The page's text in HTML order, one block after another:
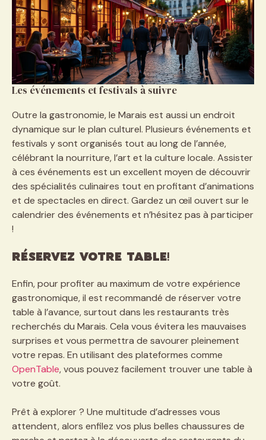
Les événements et festivals à suivre
Outre la gastronomie, le Marais est aussi un endroit
dynamique sur le plan culturel. Plusieurs événements et
festivals y sont organisés tout au long de l’année,
célébrant la nourriture, l’art et la culture locale. Assister
à ces événements est un excellent moyen de découvrir
des spécialités culinaires tout en profitant d’animations
et de spectacles en direct. Gardez un œil ouvert sur le
calendrier des événements et n’hésitez pas à participer
!
Réservez votre table!
Enfin, pour profiter au maximum de votre expérience
gastronomique, il est recommandé de réserver votre
table à l’avance, surtout dans les restaurants très
recherchés du Marais. Cela vous évitera les mauvaises
surprises et vous permettra de savourer pleinement
votre repas. En utilisant des plateformes comme
OpenTable, vous pouvez facilement trouver une table à
votre goût.
Prêt à explorer ? Une multitude d’adresses vous
attendent, alors enfilez vos plus belles chaussures de